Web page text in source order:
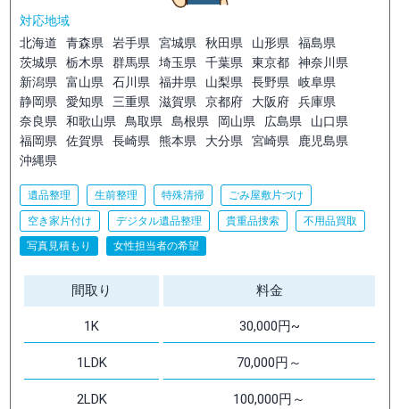
対応地域
北海道
青森県 岩手県 宮城県 秋田県 山形県
福島県
茨城県
栃木県 群馬県 埼玉県 千葉県 東京都
神奈川県
新潟県
富山県 石川県 福井県 山梨県 長野県
岐阜県
静岡県
愛知県 三重県 滋賀県 京都府 大阪府
兵庫県
奈良県
和歌山県 鳥取県 島根県 岡山県 広島県
山口県
福岡県
佐賀県 長崎県 熊本県 大分県 宮崎県
鹿児島県
沖縄県
遺品整理 生前整理 特殊清掃 ごみ屋敷片づけ
空き家片付け デジタル遺品整理 貴重品捜索
不用品買取
写真見積もり
女性担当者の希望
間取り 料金
1K 30,000円~
1LDK 70,000円～
2LDK 100,000円～